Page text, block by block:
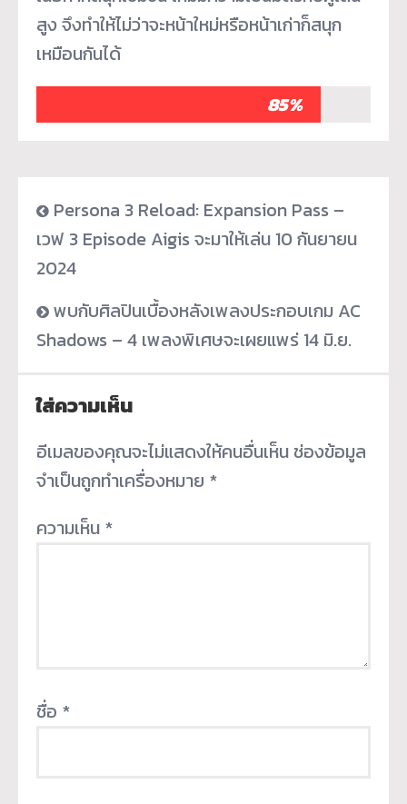
สูง จึงทำให้ไม่ว่าจะหน้าใหม่หรือหน้าเก่าก็สนุก
เหมือนกันได้
85%
Persona 3 Reload: Expansion Pass –
เวฟ 3 Episode Aigis จะมาให้เล่น 10 กันยายน
2024
พบกับศิลปินเบื้องหลังเพลงประกอบเกม AC
Shadows – 4 เพลงพิเศษจะเผยแพร่ 14 มิ.ย.
ใส่ความเห็น
อีเมลของคุณจะไม่แสดงให้คนอื่นเห็น ช่องข้อมูล
จำเป็นถูกทำเครื่องหมาย *
ความเห็น *
ชื่อ *